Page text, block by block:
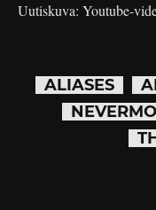
Uutiskuva: Youtube-
ALIASES